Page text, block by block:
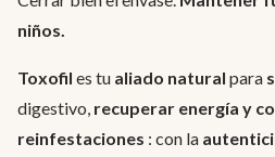
niños.
Toxofil es tu aliado natural para
digestivo, recuperar energía y
reinfestaciones : con la